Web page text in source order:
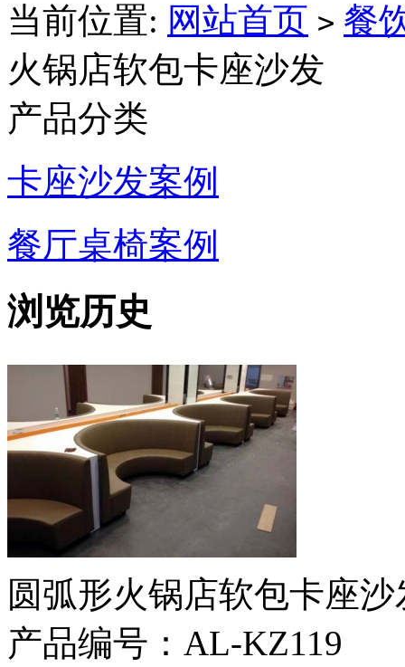
当前位置: 网站首页 > 餐
火锅店软包卡座沙发
产品分类
卡座沙发案例
餐厅桌椅案例
浏览历史
圆弧形火锅店软包卡座沙
产品编号：AL-KZ119